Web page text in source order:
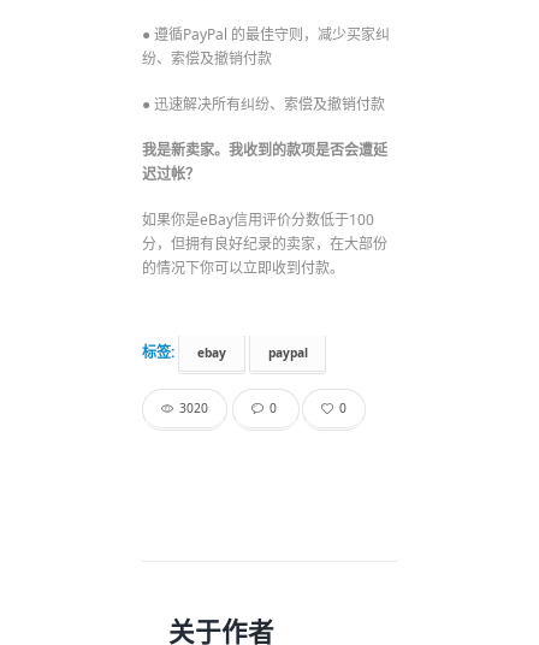
● 遵循PayPal 的最佳守则，减少买家纠
纷、索偿及撤销付款
● 迅速解决所有纠纷、索偿及撤销付款
我是新卖家。我收到的款项是否会遭延
迟过帐？
如果你是eBay信用评价分数低于100
分，但拥有良好纪录的卖家，在大部份
的情况下你可以立即收到付款。
标签: ebay paypal
3020 0 0
关于作者